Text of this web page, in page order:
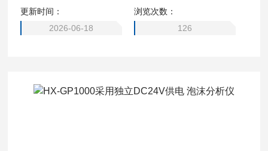
更新时间：
2026-06-18
浏览次数：
126